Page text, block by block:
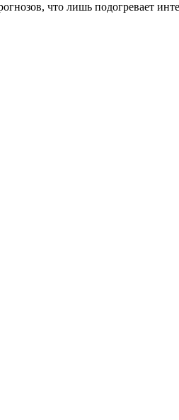
что лишь подогревает